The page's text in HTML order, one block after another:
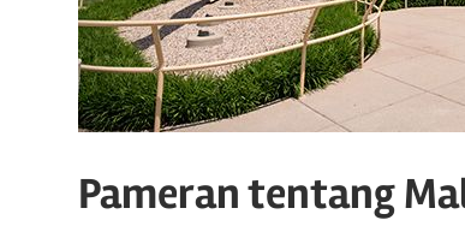
Pameran tentang